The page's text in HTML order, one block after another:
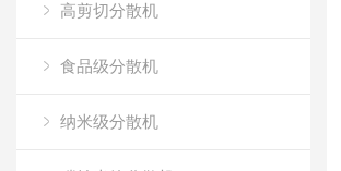
高剪切分散机
食品级分散机
纳米级分散机